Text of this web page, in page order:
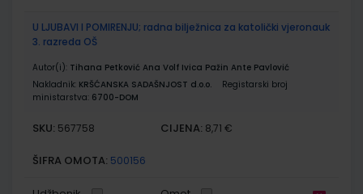
U LJUBAVI I POMIRENJU; radna bilježnica za katolički vjeronauk
3. razreda OŠ
Autor(i): Tihana Petković Ana Volf Ivica Pažin Ante Pavlović
Nakladnik: KRŠĆANSKA SADAŠNJOST d.o.o.
Registarski broj
ministarstva: 6700-DOM
SKU: 567758 CIJENA: 8,71 €
ŠIFRA OMOTA: 500156